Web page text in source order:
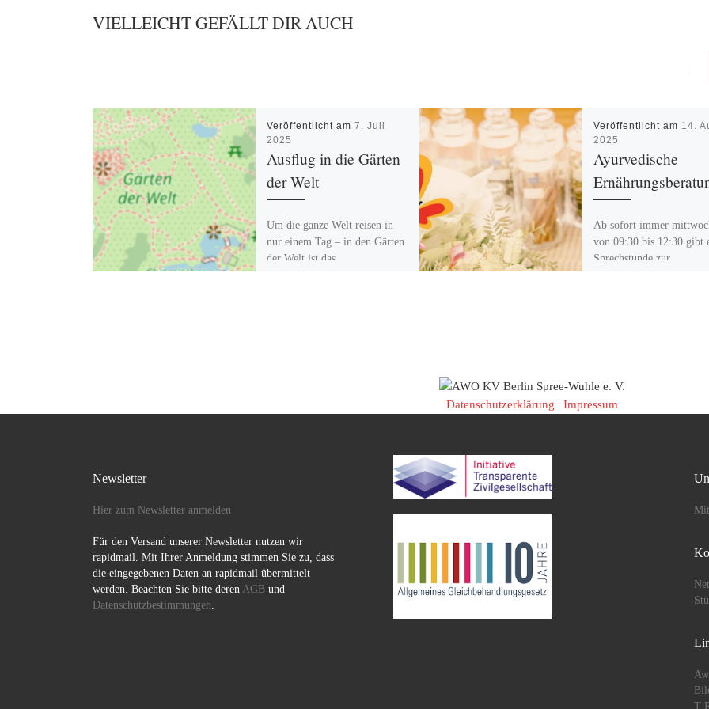
VIELLEICHT GEFÄLLT DIR AUCH
Veröffentlicht am7. Juli
2025
Ausflug in die Gärten
der Welt
Um die ganze Welt reisen in
nur einem Tag – in den Gärten
der Welt ist das
Veröffentlicht am 14.
2025
Ayurvedische
Ab sofort immer
von 09:30 bis 12:30 gibt
Sprechstunde zur
Datenschutzerklärung | Impressum
Newsletter
Hier zum Newsletter anmelden
Für den Versand unserer Newsletter nutzen wir
rapidmail. Mit Ihrer Anmeldung stimmen Sie zu, dass
die eingegebenen Daten an rapidmail übermittelt
werden. Beachten Sie bitte deren AGB und
Datenschutzbestimmungen.
T